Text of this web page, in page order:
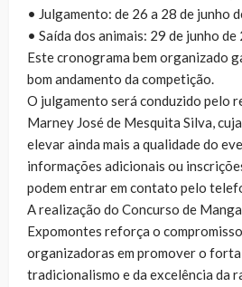
• Julgamento: de 26 a 28 de junho
• Saída dos animais: 29 de junho de
Este cronograma bem organizado
bom andamento da competição.
O julgamento será conduzido pelo
Marney José de Mesquita Silva,
elevar ainda mais a qualidade do
informações adicionais ou
podem entrar em contato pelo
A realização do Concurso de
Expomontes reforça o
organizadoras em promover o
tradicionalismo e da excelência da